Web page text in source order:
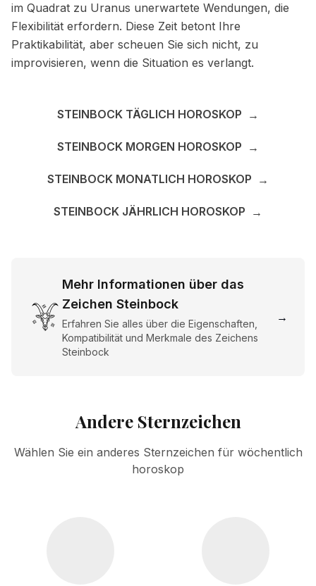
im Quadrat zu Uranus unerwartete Wendungen, die
Flexibilität erfordern. Diese Zeit betont Ihre
Praktikabilität, aber scheuen Sie sich nicht, zu
improvisieren, wenn die Situation es verlangt.
STEINBOCK TÄGLICH HOROSKOP →
STEINBOCK MORGEN HOROSKOP →
STEINBOCK MONATLICH HOROSKOP →
STEINBOCK JÄHRLICH HOROSKOP →
Mehr Informationen über das
Zeichen Steinbock
Erfahren Sie alles über die Eigenschaften,
Kompatibilität und Merkmale des Zeichens
Steinbock
→
Andere Sternzeichen
Wählen Sie ein anderes Sternzeichen für wöchentlich
horoskop